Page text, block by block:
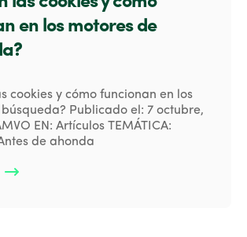
en los motores de
cookies y cómo funcionan en los
Publicado el: 7 octubre,
EN: Artículos TEMÁTICA:
de ahonda